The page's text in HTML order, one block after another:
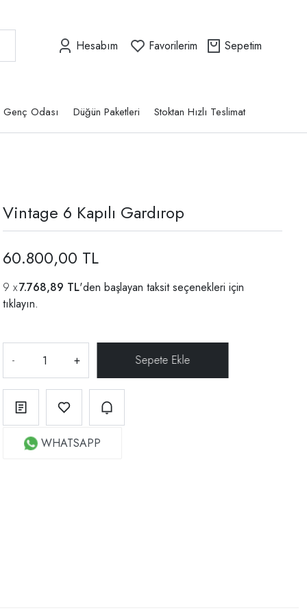
Hesabım Favorilerim Sepetim
Genç Odası Düğün Paketleri Stoktan Hızlı Teslimat
Vintage 6 Kapılı Gardırop
60.800,00 TL
7.768,89 TL'den başlayan taksit seçenekleri için
tıklayın.
- +
WHATSAPP